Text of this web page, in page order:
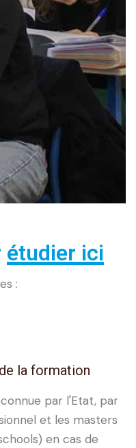
étudier ici
:
la formation
par l'Etat, par
et les masters
en cas de